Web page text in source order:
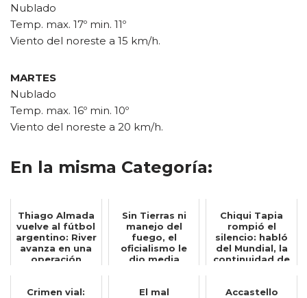
Nublado
Temp. max. 17º min. 11º
Viento del noreste a 15 km/h.
MARTES
Nublado
Temp. max. 16º min. 10º
Viento del noreste a 20 km/h.
En la misma Categoría:
Thiago Almada
vuelve al fútbol
argentino: River
avanza en una
operación
Sin Tierras ni
manejo del
fuego, el
oficialismo le
dio media
Chiqui Tapia
rompió el
silencio: habló
del Mundial, la
continuidad de
Crimen vial:
El mal
Accastello